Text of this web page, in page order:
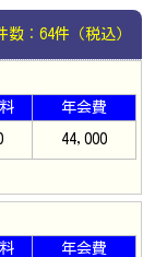
数：64件（税込）
年会費
44,000
年会費